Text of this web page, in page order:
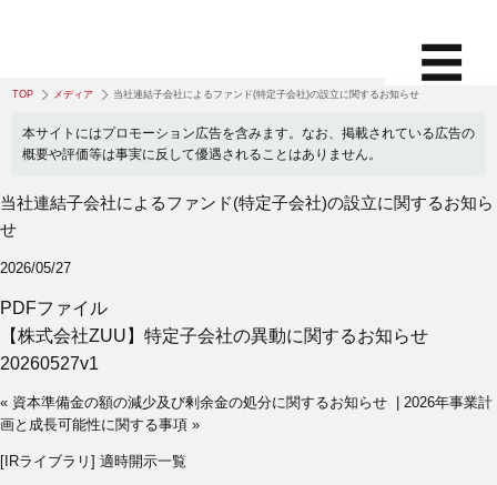
TOP メディア 当社連結子会社によるファンド(特定子会社)の設立に関するお知らせ
本サイトにはプロモーション広告を含みます。なお、掲載されている広告の
概要や評価等は事実に反して優遇されることはありません。
当社連結子会社によるファンド(特定子会社)の設立に関するお知ら
せ
2026/05/27
PDFファイル
【株式会社ZUU】特定子会社の異動に関するお知らせ
20260527v1
« 資本準備金の額の減少及び剰余金の処分に関するお知らせ
2026年事業計
画と成⻑可能性に関する事項 »
[IRライブラリ] 適時開示一覧